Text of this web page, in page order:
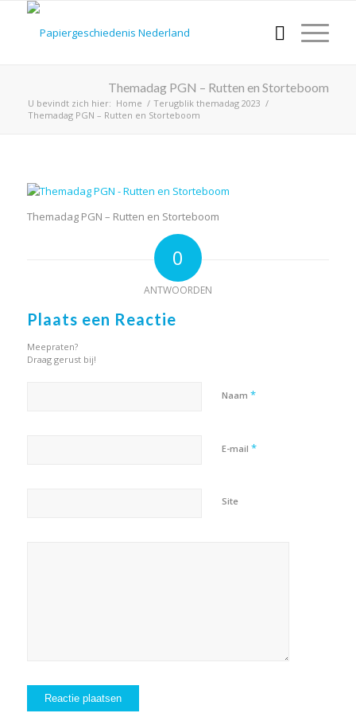
Themadag PGN – Rutten en Storteboom
U bevindt zich hier: Home / Terugblik themadag 2023 /
Themadag PGN – Rutten en Storteboom
Themadag PGN – Rutten en Storteboom
0
ANTWOORDEN
Plaats een Reactie
Meepraten?
Draag gerust bij!
Naam *
E-mail *
Site